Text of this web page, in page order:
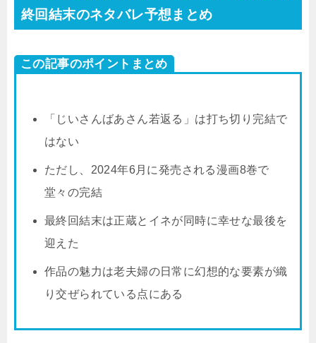
終回結末のネタバレ予想まとめ
この記事のポイントまとめ
「じいさんばあさん若返る」は打ち切り完結で
はない
ただし、2024年6月に発売される漫画8巻で
堂々の完結
最終回結末は正蔵とイネが同時に幸せな最後を
迎えた
作品の魅力は老夫婦の日常に幻想的な要素が織
り交ぜられている点にある